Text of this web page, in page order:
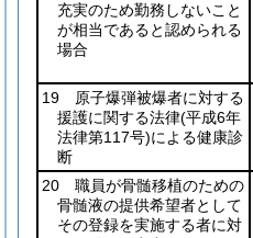
充実のため勤務しないこと
が相当であると認められる
場合
19 原子爆弾被爆者に対する
援護に関する法律(平成6年
法律第117号)による健康診
断
20 職員が骨髄移植のための
骨髄液の提供希望者として
その登録を実施する者に対